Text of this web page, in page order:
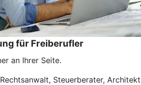
für Freiberufler
an Ihrer Seite.
Steuerberater, Architekt